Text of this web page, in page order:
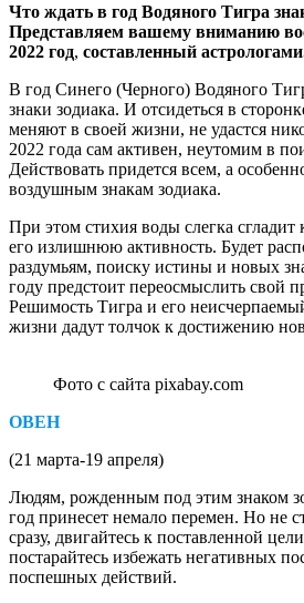
Что ждать в год Водяного Тигра
Представляем вашему вниманию
2022 год, составленный
В год Синего (Черного) Водяного
знаки зодиака. И отсидеться в
меняют в своей жизни, не удастся
2022 года сам активен, неутомим в
Действовать придется всем, а
воздушным знакам зодиака.
При этом стихия воды слегка
его излишнюю активность. Будет
раздумьям, поиску истины и новых
году предстоит переосмыслить свой
Решимость Тигра и его
жизни дадут толчок к достижению
Фото с сайта pixabay.com
ОВЕН
(21 марта-19 апреля)
Людям, рожденным под этим знаком
год принесет немало перемен. Но не
сразу, двигайтесь к поставленной
постарайтесь избежать негативных
поспешных действий.